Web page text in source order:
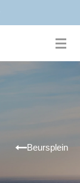
Beursplein